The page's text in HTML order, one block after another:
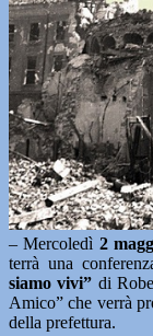
– Mercoledì 2
terrà una
siamo vivi” di
Amico” che verrà
della prefettura.